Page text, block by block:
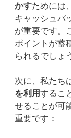
かすためには
キャッシュバ
が重要です。
ポイントが蓄
られるでしょ
次に、私たち
を利用するこ
せることが可
重要です：